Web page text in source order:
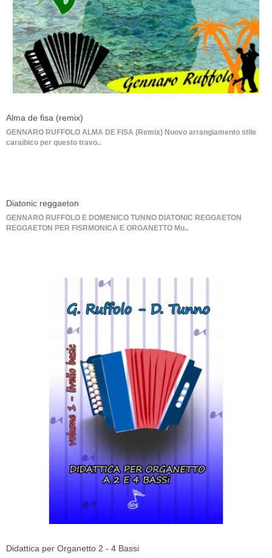
Alma de fisa (remix)
GENNARO RUFFOLO ALMA DE FISA (Remix) Nuovo arrangiamento stile
caraibico per questo travo..
Diatonic reggaeton
GENNARO RUFFOLO E DOMENICO TUNNO DIATONIC REGGAETON
REGGAETON PER FISRMONICA E ORGANETTO Mu..
Didattica per Organetto 2 - 4 Bassi